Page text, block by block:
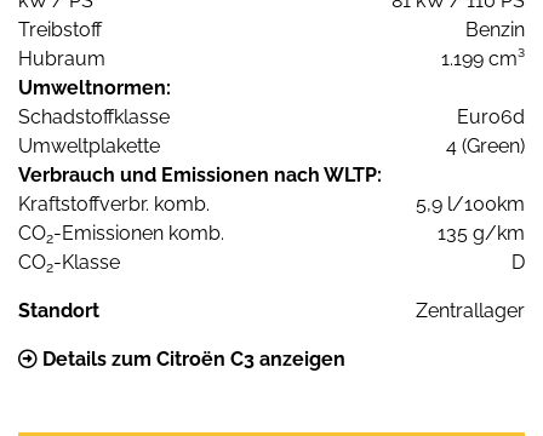
Treibstoff
Benzin
Hubraum
1.199 cm³
Umweltnormen:
Schadstoffklasse
Euro6d
Umweltplakette
4 (Green)
Verbrauch und Emissionen nach WLTP:
Kraftstoffverbr. komb.
5,9 l/100km
CO2-Emissionen komb.
135 g/km
CO2-Klasse D
Standort Zentrallager
Details zum Citroën C3 anzeigen